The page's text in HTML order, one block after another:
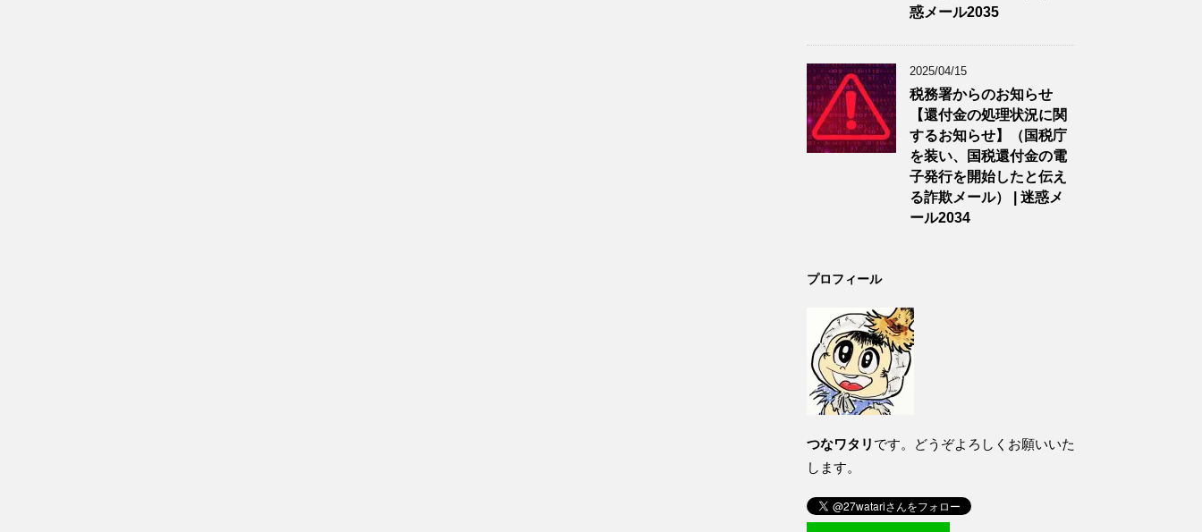
惑メール2035
2025/04/15
税務署からのお知らせ
【還付金の処理状況に関
するお知らせ】（国税庁
を装い、国税還付金の電
子発行を開始したと伝え
る詐欺メール） | 迷惑メ
ール2034
プロフィール
つなワタリ です。どうぞよろしくお願いいた
します。